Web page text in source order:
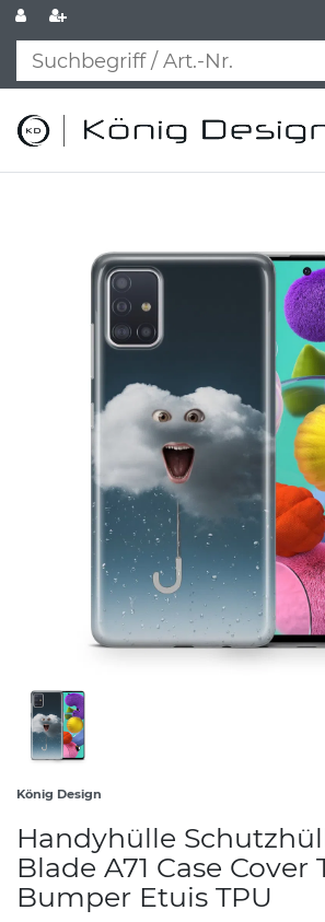
König Design
Handyhülle
Blade A71 Case Cover
Bumper Etuis TPU